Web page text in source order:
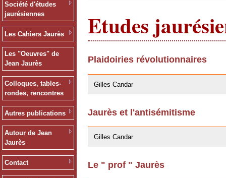
Société d'études
jaurésiennes
Les Cahiers Jaurès
Les "Oeuvres" de
Jean Jaurès
Colloques, tables-
rondes, rencontres
Autres publications
Autour de Jean
Jaurès
Contact
Etudes
Plaidoiries révolutionnaires
Gilles Candar
Jaurès et l'antisémitisme
Gilles Candar
Le " prof " Jaurès